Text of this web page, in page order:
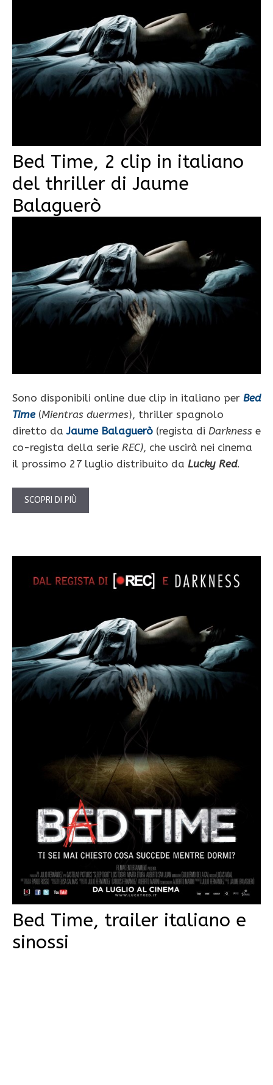
Bed Time, 2 clip in italiano
del thriller di Jaume
Balaguerò
Sono disponibili online due clip in italiano per Bed
Time(Mientras duermes), thriller spagnolo
diretto daJaume Balaguerò (regista di Darkness e
co-regista della serie REC), che uscirà nei cinema
il prossimo 27 luglio distribuito da Lucky Red.
SCOPRI DI PIÙ
Bed Time, trailer italiano e
sinossi